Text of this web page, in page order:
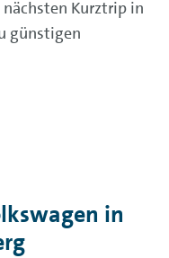
Kurztrip in
günstigen
in